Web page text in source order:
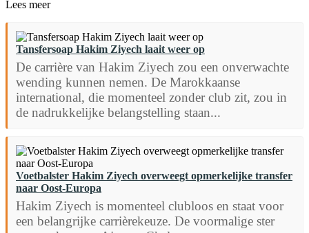
Lees meer
Tansfersoap Hakim Ziyech laait weer op
De carrière van Hakim Ziyech zou een onverwachte
wending kunnen nemen. De Marokkaanse
international, die momenteel zonder club zit, zou in
de nadrukkelijke belangstelling staan...
Voetbalster Hakim Ziyech overweegt opmerkelijke transfer
naar Oost-Europa
Hakim Ziyech is momenteel clubloos en staat voor
een belangrijke carrièrekeuze. De voormalige ster